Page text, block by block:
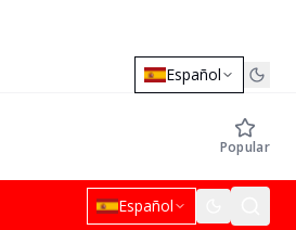
Español
Popular
Español